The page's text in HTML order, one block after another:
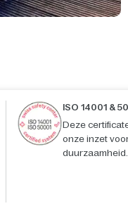
ISO 14001 &
Deze
onze inzet
duurzaamheid.